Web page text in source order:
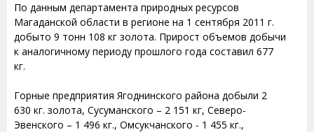
По данным департамента природных ресурсов
Магаданской области в регионе на 1 сентября 2011 г.
добыто 9 тонн 108 кг золота. Прирост объемов добычи
к аналогичному периоду прошлого года составил 677
кг.
Горные предприятия Ягоднинского района добыли 2
630 кг. золота, Сусуманского – 2 151 кг, Северо-
Эвенского – 1 496 кг., Омсукчанского - 1 455 кг.,